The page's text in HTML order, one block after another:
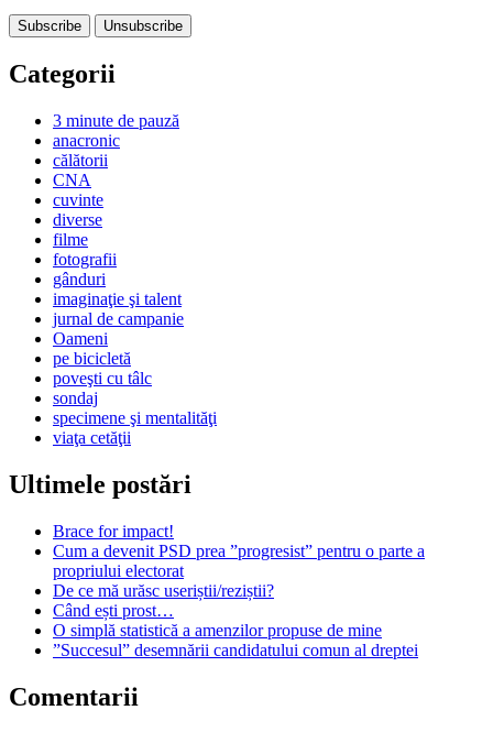
Categorii
3 minute de pauză
anacronic
călătorii
CNA
cuvinte
diverse
filme
fotografii
gânduri
imaginaţie şi talent
jurnal de campanie
Oameni
pe bicicletă
poveşti cu tâlc
sondaj
specimene şi mentalităţi
viaţa cetăţii
Ultimele postări
Brace for impact!
Cum a devenit PSD prea ”progresist” pentru o parte a
propriului electorat
De ce mă urăsc useriștii/reziștii?
Când ești prost…
O simplă statistică a amenzilor propuse de mine
”Succesul” desemnării candidatului comun al dreptei
Comentarii